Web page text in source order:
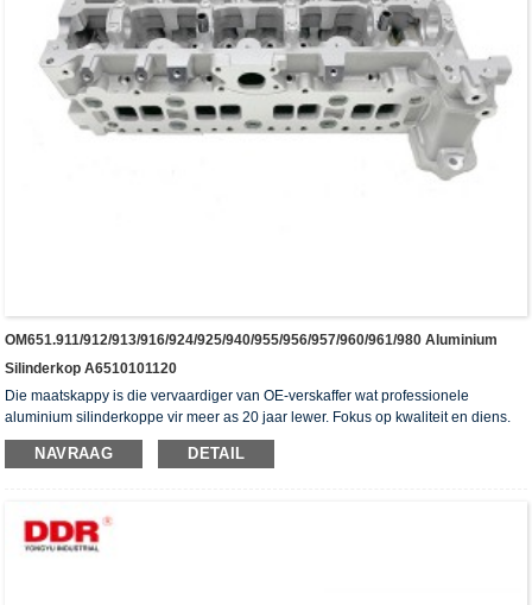
OM651.911/912/913/916/924/925/940/955/956/957/960/961/980 Aluminium
Silinderkop A6510101120
Die maatskappy is die vervaardiger van OE-verskaffer wat professionele
aluminium silinderkoppe vir meer as 20 jaar lewer. Fokus op kwaliteit en diens.
Die silinderkoppe het die ISO16949-verifikasiesertifikaat, "die hoë verseëling
silinderkop", "die lang lewensduur van die silinderkop" en die ander 5
NAVRAAG DETAIL